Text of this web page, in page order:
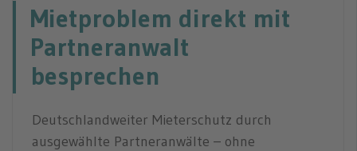
Mietproblem direkt mit
Partneranwalt
besprechen
Deutschlandweiter Mieterschutz durch
ausgewählte Partneranwälte – ohne